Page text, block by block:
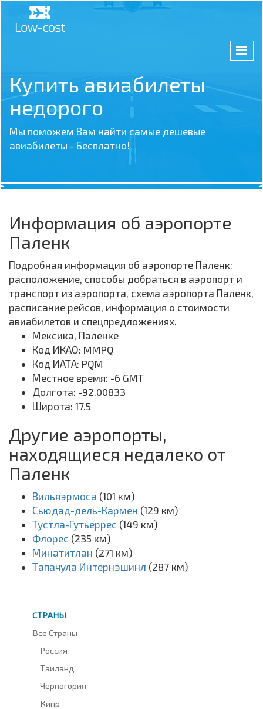
Купить авиабилеты
недорого
Мы поможем Вам найти самые дешевые
авиабилеты - Бесплатно!
Информация об аэропорте
Паленк
Подробная информация об аэропорте Паленк:
расположение, способы добраться в аэропорт и
транспорт из аэропорта, схема аэропорта Паленк,
расписание рейсов, информация о стоимости
авиабилетов и спецпредложениях.
Мексика, Паленке
Код ИКАО: MMPQ
Код ИАТА: PQM
Местное время: -6 GMT
Долгота: -92.00833
Широта: 17.5
Другие аэропорты,
находящиеся недалеко от
Паленк
Вильяэрмоса (101 км)
Сьюдад-дель-Кармен (129 км)
Тустла-Гутьеррес (149 км)
Флорес (235 км)
Минатитлан (271 км)
Тапачула Интернэшинл (287 км)
СТРАНЫ
Все Страны
Россия
Таиланд
Черногория
Кипр